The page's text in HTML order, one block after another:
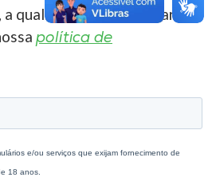
qualquer momento. Para
política de